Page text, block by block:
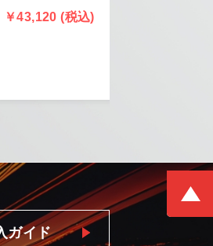
￥43,120 (税込)
ガイド